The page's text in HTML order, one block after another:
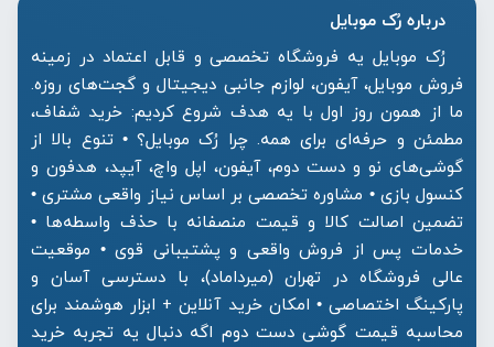
درباره رُک‌ موبایل
رُک موبایل یه فروشگاه تخصصی و قابل اعتماد در زمینه
فروش موبایل، آیفون، لوازم جانبی دیجیتال و گجت‌های روزه.
ما از همون روز اول با یه هدف شروع کردیم: خرید شفاف،
مطمئن و حرفه‌ای برای همه. چرا رُک موبایل؟ • تنوع بالا از
گوشی‌های نو و دست دوم، آیفون، اپل واچ، آیپد، هدفون و
کنسول بازی • مشاوره تخصصی بر اساس نیاز واقعی مشتری •
تضمین اصالت کالا و قیمت منصفانه با حذف واسطه‌ها •
خدمات پس از فروش واقعی و پشتیبانی قوی • موقعیت
عالی فروشگاه در تهران (میرداماد)، با دسترسی آسان و
پارکینگ اختصاصی • امکان خرید آنلاین + ابزار هوشمند برای
محاسبه قیمت گوشی دست دوم اگه دنبال یه تجربه خرید